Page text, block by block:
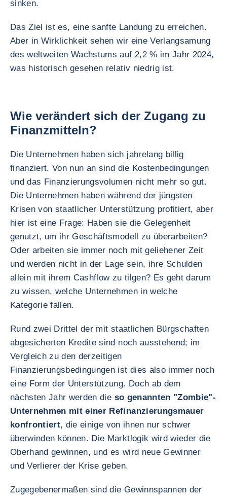
sinken.
Das Ziel ist es, eine sanfte Landung zu erreichen.
Aber in Wirklichkeit sehen wir eine Verlangsamung
des weltweiten Wachstums auf 2,2 % im Jahr 2024,
was historisch gesehen relativ niedrig ist.
Wie verändert sich der Zugang zu
Finanzmitteln?
Die Unternehmen haben sich jahrelang billig
finanziert. Von nun an sind die Kostenbedingungen
und das Finanzierungsvolumen nicht mehr so gut.
Die Unternehmen haben während der jüngsten
Krisen von staatlicher Unterstützung profitiert, aber
hier ist eine Frage: Haben sie die Gelegenheit
genutzt, um ihr Geschäftsmodell zu überarbeiten?
Oder arbeiten sie immer noch mit geliehener Zeit
und werden nicht in der Lage sein, ihre Schulden
allein mit ihrem Cashflow zu tilgen? Es geht darum
zu wissen, welche Unternehmen in welche
Kategorie fallen.
Rund zwei Drittel der mit staatlichen Bürgschaften
abgesicherten Kredite sind noch ausstehend; im
Vergleich zu den derzeitigen
Finanzierungsbedingungen ist dies also immer noch
eine Form der Unterstützung. Doch ab dem
nächsten Jahr werden die so genannten "Zombie"-
Unternehmen mit einer Refinanzierungsmauer
konfrontiert, die einige von ihnen nur schwer
überwinden können. Die Marktlogik wird wieder die
Oberhand gewinnen, und es wird neue Gewinner
und Verlierer der Krise geben.
Zugegebenermaßen sind die Gewinnspannen der